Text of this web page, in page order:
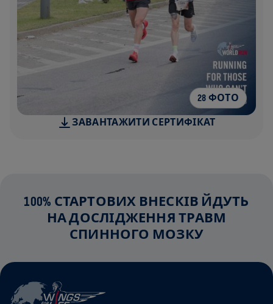
28 ФОТО
ЗАВАНТАЖИТИ СЕРТИФІКАТ
100% СТАРТОВИХ ВНЕСКІВ ЙДУТЬ
НА ДОСЛІДЖЕННЯ ТРАВМ
СПИННОГО МОЗКУ